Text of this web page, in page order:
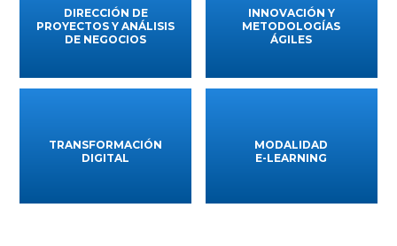
DIRECCIÓN DE
PROYECTOS Y ANÁLISIS
DE NEGOCIOS
INNOVACIÓN Y
METODOLOGÍAS
ÁGILES
TRANSFORMACIÓN
DIGITAL
MODALIDAD
E-LEARNING